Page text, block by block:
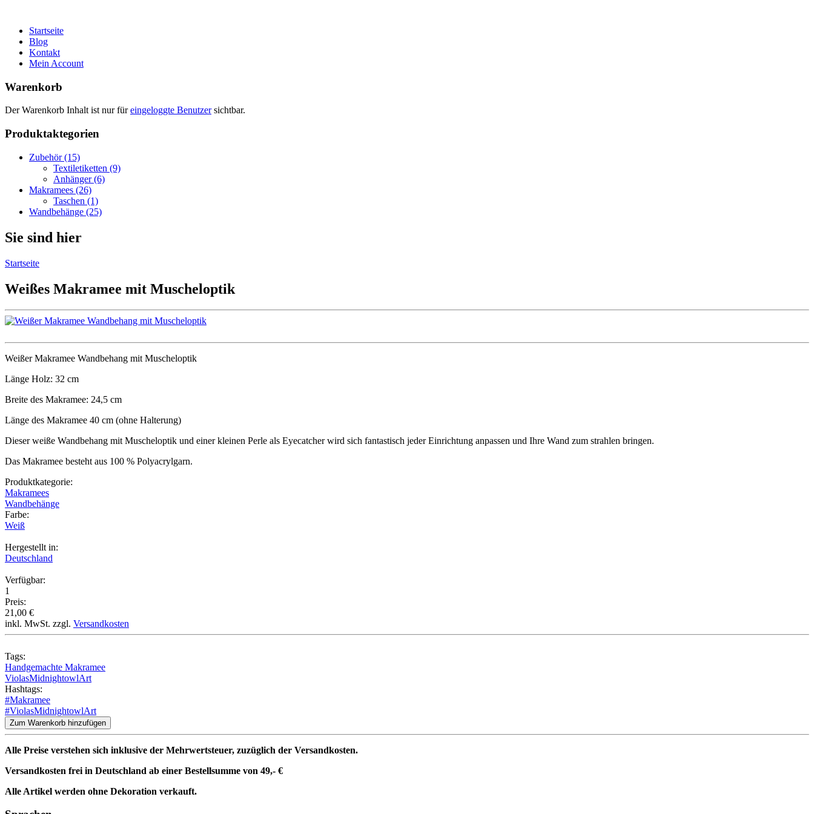
Startseite
Blog
Kontakt
Mein Account
Warenkorb
Der Warenkorb Inhalt ist nur füreingeloggte Benutzersichtbar.
Produktaktegorien
Zubehör (15)
Textiletiketten (9)
Anhänger (6)
Makramees (26)
Taschen (1)
Wandbehänge (25)
Sie sind hier
Startseite
Weißes Makramee mit Muscheloptik
Weißer Makramee Wandbehang mit Muscheloptik
Länge Holz: 32 cm
Breite des Makramee: 24,5 cm
Länge des Makramee 40 cm (ohne Halterung)
Dieser weiße Wandbehang mit Muscheloptik und einer kleinen Perle als Eyecatcher wird sich fantastisch jeder Einrichtung anpassen und Ihre Wand zum strahlen bringen.
Das Makramee besteht aus 100 % Polyacrylgarn.
Produktkategorie:
Makramees
Wandbehänge
Farbe:
Weiß
Hergestellt in:
Deutschland
Verfügbar:
1
Preis:
21,00 €
inkl. MwSt. zzgl. Versandkosten
Tags:
Handgemachte Makramee
ViolasMidnightowlArt
Hashtags:
#Makramee
#ViolasMidnightowlArt
Zum Warenkorb hinzufügen
Alle Preise verstehen sich inklusive der Mehrwertsteuer, zuzüglich der Versandkosten.
Versandkosten frei in Deutschland ab einer Bestellsumme von 49,- €
Alle Artikel werden ohne Dekoration verkauft.